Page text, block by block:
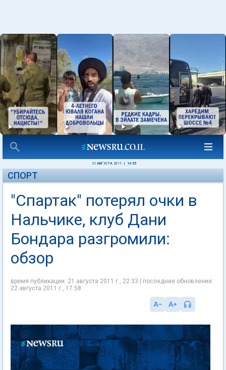
21 АВГУСТА 2011 14:55
СПОРТ
"Спартак" потерял очки в
Нальчике, клуб Дани
Бондара разгромили:
обзор
время публикации: 21 августа 2011 г., 22:33 | последнее обновление:
22 августа 2011 г., 17:58